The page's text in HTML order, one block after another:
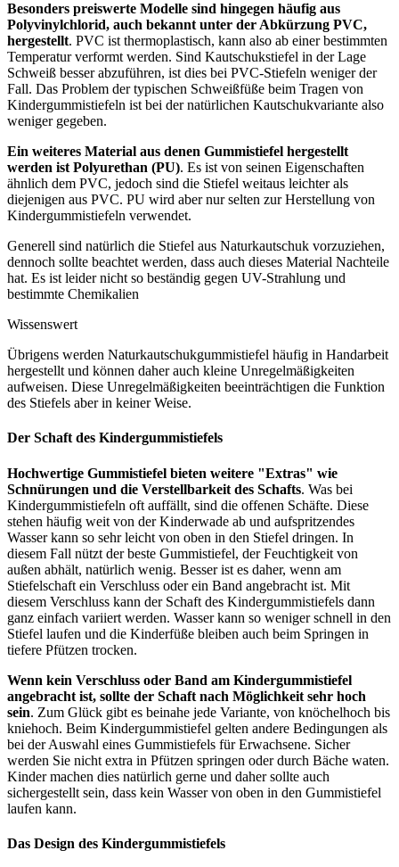
Besonders preiswerte Modelle sind hingegen häufig aus
Polyvinylchlorid, auch bekannt unter der Abkürzung PVC,
hergestellt. PVC ist thermoplastisch, kann also ab einer bestimmten
Temperatur verformt werden. Sind Kautschukstiefel in der Lage
Schweiß besser abzuführen, ist dies bei PVC-Stiefeln weniger der
Fall. Das Problem der typischen Schweißfüße beim Tragen von
Kindergummistiefeln ist bei der natürlichen Kautschukvariante also
weniger gegeben.
Ein weiteres Material aus denen Gummistiefel hergestellt
werden ist Polyurethan (PU). Es ist von seinen Eigenschaften
ähnlich dem PVC, jedoch sind die Stiefel weitaus leichter als
diejenigen aus PVC. PU wird aber nur selten zur Herstellung von
Kindergummistiefeln verwendet.
Generell sind natürlich die Stiefel aus Naturkautschuk vorzuziehen,
dennoch sollte beachtet werden, dass auch dieses Material Nachteile
hat. Es ist leider nicht so beständig gegen UV-Strahlung und
bestimmte Chemikalien
Wissenswert
Übrigens werden Naturkautschukgummistiefel häufig in Handarbeit
hergestellt und können daher auch kleine Unregelmäßigkeiten
aufweisen. Diese Unregelmäßigkeiten beeinträchtigen die Funktion
des Stiefels aber in keiner Weise.
Der Schaft des Kindergummistiefels
Hochwertige Gummistiefel bieten weitere "Extras" wie
Schnürungen und die Verstellbarkeit des Schafts. Was bei
Kindergummistiefeln oft auffällt, sind die offenen Schäfte. Diese
stehen häufig weit von der Kinderwade ab und aufspritzendes
Wasser kann so sehr leicht von oben in den Stiefel dringen. In
diesem Fall nützt der beste Gummistiefel, der Feuchtigkeit von
außen abhält, natürlich wenig. Besser ist es daher, wenn am
Stiefelschaft ein Verschluss oder ein Band angebracht ist. Mit
diesem Verschluss kann der Schaft des Kindergummistiefels dann
ganz einfach variiert werden. Wasser kann so weniger schnell in den
Stiefel laufen und die Kinderfüße bleiben auch beim Springen in
tiefere Pfützen trocken.
Wenn kein Verschluss oder Band am Kindergummistiefel
angebracht ist, sollte der Schaft nach Möglichkeit sehr hoch
sein. Zum Glück gibt es beinahe jede Variante, von knöchelhoch bis
kniehoch. Beim Kindergummistiefel gelten andere Bedingungen als
bei der Auswahl eines Gummistiefels für Erwachsene. Sicher
werden Sie nicht extra in Pfützen springen oder durch Bäche waten.
Kinder machen dies natürlich gerne und daher sollte auch
sichergestellt sein, dass kein Wasser von oben in den Gummistiefel
laufen kann.
Das Design des Kindergummistiefels